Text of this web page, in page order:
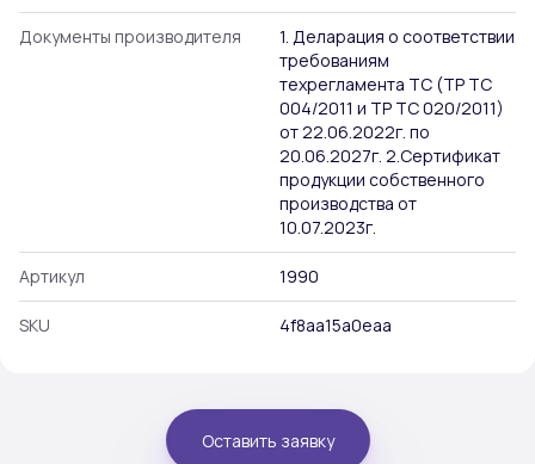
Документы производителя
1. Деларация о соответствии
требованиям
техрегламента ТС (ТР ТС
004/2011 и ТР ТС 020/2011)
от 22.06.2022г. по
20.06.2027г. 2.Сертификат
продукции собственного
производства от
10.07.2023г.
Артикул 1990
SKU 4f8aa15a0eaa
Оставить заявку